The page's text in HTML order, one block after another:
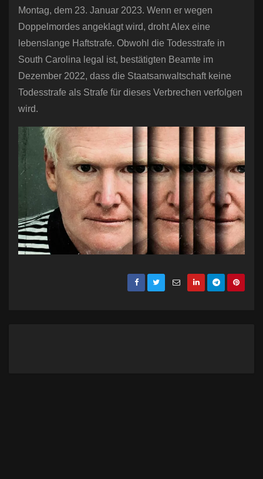
Montag, dem 23. Januar 2023. Wenn er wegen
Doppelmordes angeklagt wird, droht Alex eine
lebenslange Haftstrafe. Obwohl die Todesstrafe in
South Carolina legal ist, bestätigten Beamte im
Dezember 2022, dass die Staatsanwaltschaft keine
Todesstrafe als Strafe für dieses Verbrechen verfolgen
wird.